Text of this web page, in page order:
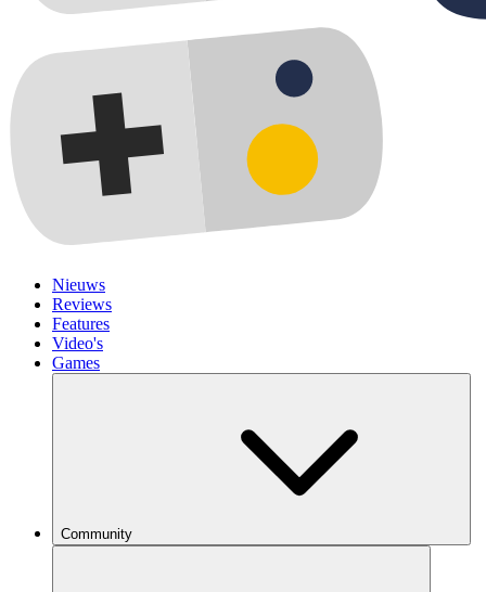
Nieuws
Reviews
Features
Video's
Games
Community